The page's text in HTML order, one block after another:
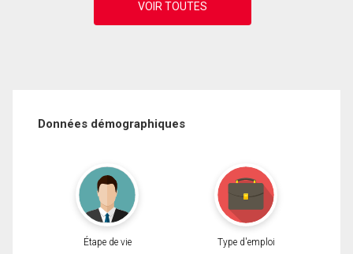
Données démographiques
Étape de vie Type d'emploi